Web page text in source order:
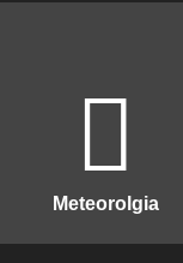
Meteorolgia